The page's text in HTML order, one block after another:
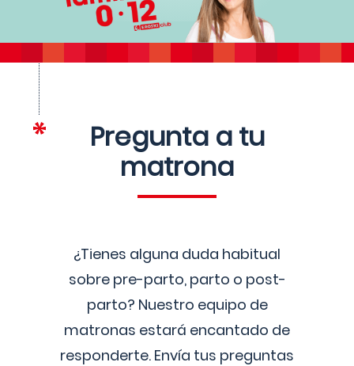
Pregunta a tu
matrona
¿Tienes alguna duda habitual
sobre pre-parto, parto o post-
parto? Nuestro equipo de
matronas estará encantado de
responderte. Envía tus preguntas